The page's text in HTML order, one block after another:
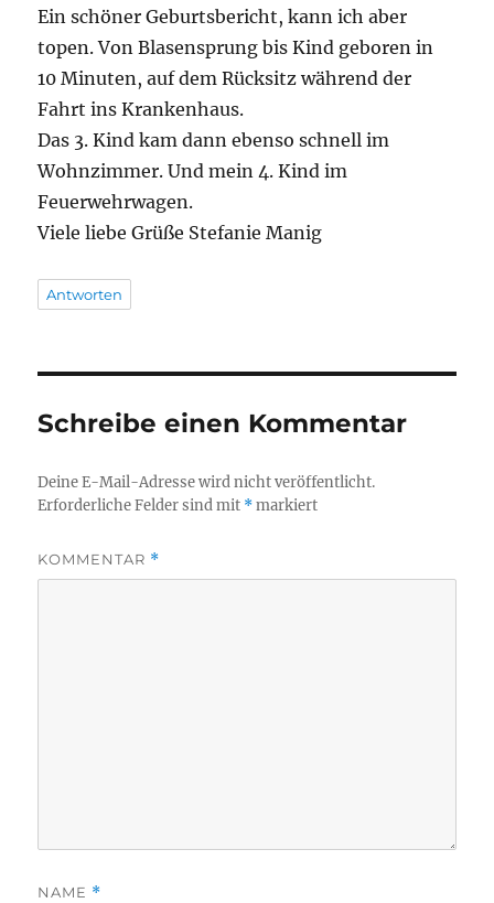
Ein schöner Geburtsbericht, kann ich aber
topen. Von Blasensprung bis Kind geboren in
10 Minuten, auf dem Rücksitz während der
Fahrt ins Krankenhaus.
Das 3. Kind kam dann ebenso schnell im
Wohnzimmer. Und mein 4. Kind im
Feuerwehrwagen.
Viele liebe Grüße Stefanie Manig
Antworten
Schreibe einen Kommentar
Deine E-Mail-Adresse wird nicht veröffentlicht.
Erforderliche Felder sind mit *markiert
KOMMENTAR *
NAME *